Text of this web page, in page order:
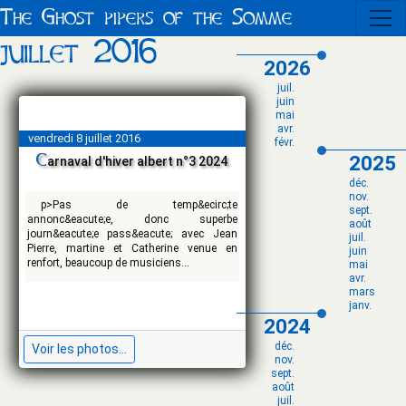
The Ghost pipers of the Somme
juillet 2016
vendredi 8 juillet 2016
carnaval d'hiver albert n°3 2024
p>Pas de temp&ecirc;te
annonc&eacute;e, donc superbe
journ&eacute;e pass&eacute; avec Jean
Pierre, martine et Catherine venue en
renfort, beaucoup de musiciens...
Voir les photos...
2026
juil.
juin
mai
avr.
févr.
2025
déc.
nov.
sept.
août
juil.
juin
mai
avr.
mars
janv.
2024
déc.
nov.
sept.
août
juil.